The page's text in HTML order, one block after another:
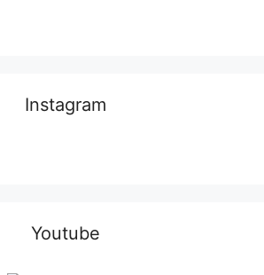
Instagram
Youtube